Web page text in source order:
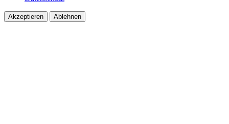
Akzeptieren Ablehnen